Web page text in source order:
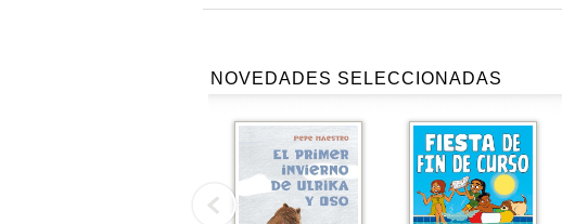
NOVEDADES SELECCIONADAS